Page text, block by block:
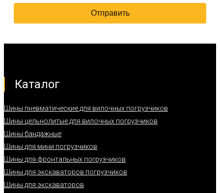
Каталог
Шины пневматические для вилочных погрузчиков
Шины цельнолитые для вилочных погрузчиков
Шины бандажные
Шины для мини погрузчиков
Шины для фронтальных погрузчиков
Шины для экскаваторов погрузчиков
Шины для экскаваторов